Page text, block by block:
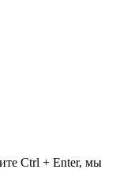
Ctrl + Enter, мы